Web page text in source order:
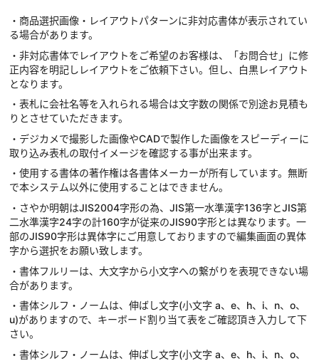
・商品選択画像・レイアウトパターンに非対応書体が表示されてい
る場合があります。
・非対応書体でレイアウトをご希望のお客様は、「お問合せ」に修
正内容を明記しレイアウトをご依頼下さい。但し、白黒レイアウト
となります。
・表札に会社名等を入れられる場合は文字数の関係で別途お見積も
りとさせていただきます。
・デジカメで撮影した画像やCADで製作した画像をスピーディーに
取り込み表札の取付イメージを確認する事が出来ます。
・使用する書体の著作権は各書体メーカーが所有しています。無断
で本システム以外に使用することはできません。
・さやか明朝はJIS2004字形の為、JIS第一水準漢字136字とJIS第
二水準漢字24字の計160字が従来のJIS90字形とは異なります。一
部のJIS90字形は異体字にご用意しておりますので編集画面の異体
字から選択をお願い致します。
・書体フルリーは、大文字から小文字への繋がりを表現できない場
合があります。
・書体シルフ・ノームは、伸ばし文字(小文字 a、e、h、i、n、o、
u)がありますので、キーボード割り当て表をご確認頂き入力して下
さい。
・書体シルフ・ノームは、伸ばし文字(小文字 a、e、h、i、n、o、